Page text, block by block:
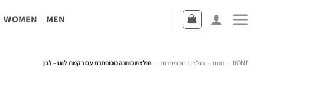
MEN
WOMEN
HOME
- חנות - חולצות מכופתרות - חולצת כותנה מכופתרת עם רקמת לוגו – לבן